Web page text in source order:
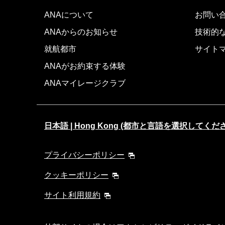
ANAについて
ANAからのお知らせ
就航都市
ANAがお約束する体験
ANAマイレージクラブ
お問い
技術的
サイト
日本語 | Hong Kong (都市と言語を選択してくだ
プライバシーポリシー
クッキーポリシー
サイト利用規約